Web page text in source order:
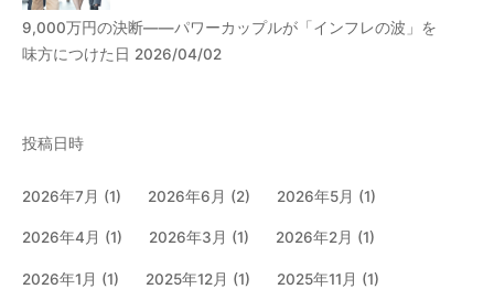
9,000万円の決断――パワーカップルが「インフレの波」を
味方につけた日 2026/04/02
投稿日時
2026年7月 (1) 2026年6月 (2) 2026年5月 (1)
2026年4月 (1) 2026年3月 (1) 2026年2月 (1)
2026年1月 (1) 2025年12月 (1) 2025年11月 (1)